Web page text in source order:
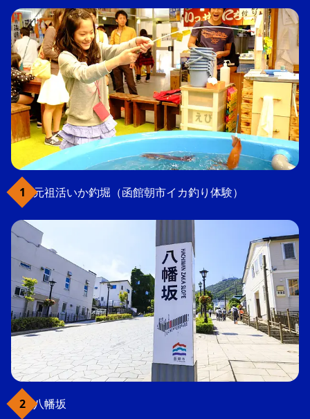
元祖活いか釣堀（函館朝市イカ釣り体験）
八幡坂